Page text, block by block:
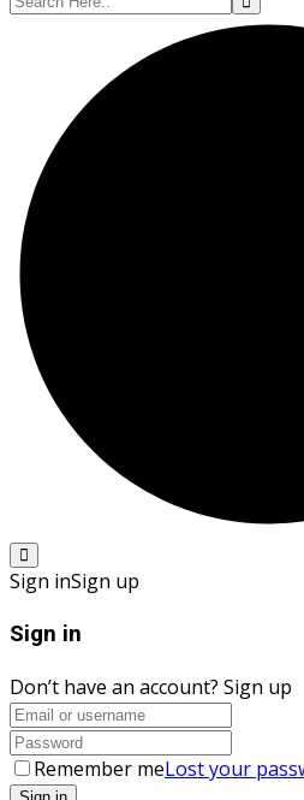
Sign inSign up
Sign in
Don’t have an account? Sign up
Remember meLost your